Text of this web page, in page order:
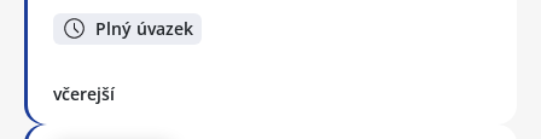
Plný úvazek
včerejší